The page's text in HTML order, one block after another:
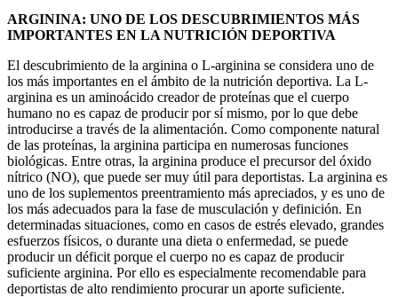
ARGININA: UNO DE LOS DESCUBRIMIENTOS MÁS
IMPORTANTES EN LA NUTRICIÓN DEPORTIVA
El descubrimiento de la arginina o L-arginina se considera uno de
los más importantes en el ámbito de la nutrición deportiva. La L-
arginina es un aminoácido creador de proteínas que el cuerpo
humano no es capaz de producir por sí mismo, por lo que debe
introducirse a través de la alimentación. Como componente natural
de las proteínas, la arginina participa en numerosas funciones
biológicas. Entre otras, la arginina produce el precursor del óxido
nítrico (NO), que puede ser muy útil para deportistas. La arginina es
uno de los suplementos preentramiento más apreciados, y es uno de
los más adecuados para la fase de musculación y definición. En
determinadas situaciones, como en casos de estrés elevado, grandes
esfuerzos físicos, o durante una dieta o enfermedad, se puede
producir un déficit porque el cuerpo no es capaz de producir
suficiente arginina. Por ello es especialmente recomendable para
deportistas de alto rendimiento procurar un aporte suficiente.